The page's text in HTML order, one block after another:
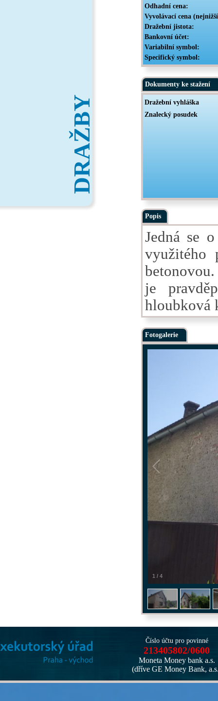
DRAŽBY
Odhadní cena:
Vyvolávací cena
Dražební jistota:
Bankovní účet:
Variabilní symbol:
Specifický symbol:
Dokumenty ke stažení
Dražební vyhláška
Znalecký posudek
Popis
Jedná se
využitého
je
hloubková
Fotogalerie
1 / 4
Číslo účtu pro povinné
213405802/0600
Moneta Money bank a.s.
(dříve GE Money Bank,